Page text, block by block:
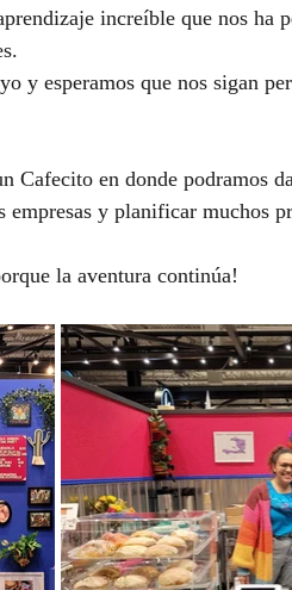
increíble que nos ha
y esperamos que nos sigan
Cafecito en donde podramos
empresas y planificar muchos
la aventura continúa!